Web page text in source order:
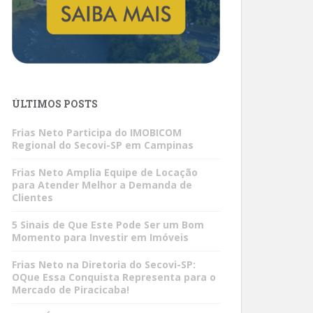
ÚLTIMOS POSTS
Frias Neto Participa do IMOBICOM
Regional do Secovi-SP em Campinas
Frias Neto Amplia Equipe de Locação
para Atender Melhor a Demanda de
Clientes
5 Sinais de Que Este Pode Ser um Bom
Momento para Investir em Imóveis
Frias Neto na Diretoria do Secovi-SP:
OQue Essa Conquista Representa para o
Mercado de Piracicaba!